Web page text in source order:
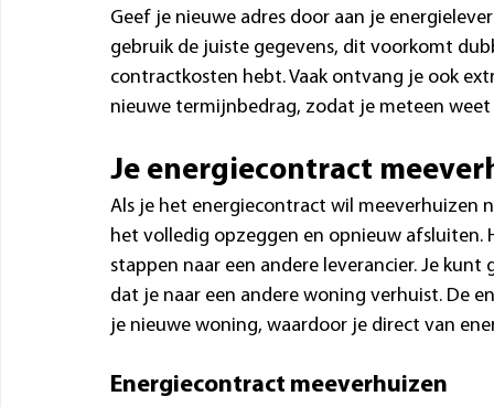
Geef je nieuwe adres door aan je
gebruik de juiste gegevens, dit voorkomt
contractkosten hebt. Vaak ontvang je ook
nieuwe termijnbedrag, zodat je meteen
Je energiecontract
Als je het energiecontract wil meeverhuizen
het volledig opzeggen en opnieuw
stappen naar een andere leverancier. Je
dat je naar een andere woning verhuist. De
je nieuwe woning, waardoor je direct van
Energiecontract meeverhuizen